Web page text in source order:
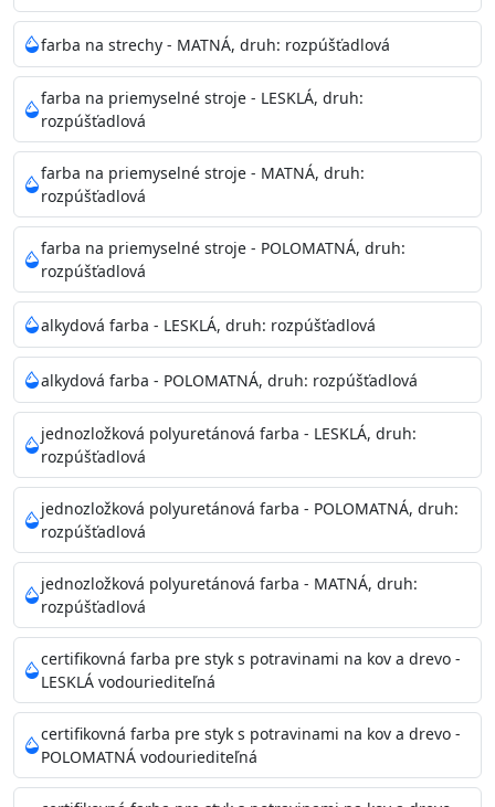
pri relatívnej vlhkosti nad 80%.
Nepoužitá farba vyžaduje špeciálne zaobchádzanie na
bezpečnú likvidáciu.
Riedenie: do 10% vodou, podľa spôsobu aplikácie
Doba schnutia na dotyk
Doba na druhý náter: 3-4 hodiny
Balenie : 750ml, 1l, 3l, 9l, 15l
Výdatnosť na jednu vrstvu
Aplikácia: štetec, valček, striekacia pištoľ
Povrchová úprava: 1
Je možné tónovať v systéme Colorfull: áno
Merná hmotnosť : 1,54 ± 0,02 Kg / L (ISO 2811)
Čistenie: vodou
Príprava povrchu
Povrchy musia byť hladké, čisté, suché, zbavené prachu,
mastnoty, solí a materiálov so zlou priľnavosťou. Otvory
alebo trhliny vyplňte
akrylovým tmelom Acrylic putty, Visto alebo Acrylic light
putty a prebrúste. Nové alebo porézne povrchy natreté
menej kvalitnými farbami
vždy penetrujte. Odporúčané penetračné nátery
Acrylan Unco, Gypsum board alebo Vitex Primer 100% a
na škvrny použite Blanco eco
riediteľné vodou.
farba na strechy - MATNÁ, druh: rozpúšťadlová
farba na priemyselné stroje - LESKLÁ, druh:
rozpúšťadlová
farba na priemyselné stroje - MATNÁ, druh:
rozpúšťadlová
farba na priemyselné stroje - POLOMATNÁ, druh:
rozpúšťadlová
alkydová farba - LESKLÁ, druh: rozpúšťadlová
alkydová farba - POLOMATNÁ, druh: rozpúšťadlová
jednozložková polyuretánová farba - LESKLÁ, druh:
rozpúšťadlová
jednozložková polyuretánová farba - POLOMATNÁ, druh:
rozpúšťadlová
jednozložková polyuretánová farba - MATNÁ, druh:
rozpúšťadlová
certifikovná farba pre styk s potravinami na kov a drevo -
LESKLÁ vodouriediteľná
certifikovná farba pre styk s potravinami na kov a drevo -
POLOMATNÁ vodouriediteľná